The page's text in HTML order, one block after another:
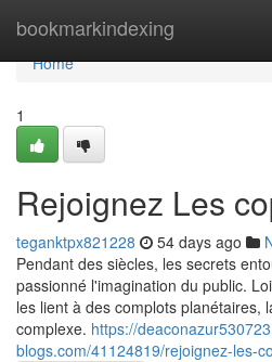
bookmarkindexing
Home
Home
1
Rejoignez Les
teganktpx821228 54 days ago
Pendant des siècles, les secrets
passionné l'imagination du public.
les lient à des complots planétaires,
complexe. https://
blogs.com/41124819/rejoignez-les-